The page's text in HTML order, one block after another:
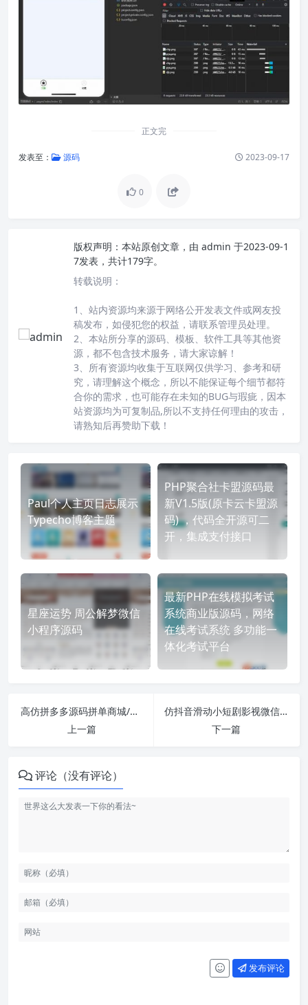
正文完
发表至： 源码 2023-09-17
0
版权声明： 本站原创文章，由 admin 于2023-09-1
7发表，共计179字。
转载说明：
1、站内资源均来源于网络公开发表文件或网友投
稿发布，如侵犯您的权益，请联系管理员处理。
2、本站所分享的源码、模板、软件工具等其他资
源，都不包含技术服务，请大家谅解！
3、所有资源均收集于互联网仅供学习、参考和研
究，请理解这个概念，所以不能保证每个细节都符
合你的需求，也可能存在未知的BUG与瑕疵，因本
站资源均为可复制品,所以不支持任何理由的攻击，
请熟知后再赞助下载！
Paul个人主页日志展示
Typecho博客主题
PHP聚合社卡盟源码最
新V1.5版(原卡云卡盟源
码) ，代码全开源可二
开，集成支付接口
星座运势 周公解梦微信
小程序源码
最新PHP在线模拟考试
系统商业版源码，网络
在线考试系统 多功能一
体化考试平台
高仿拼多多源码拼单商城/拼单系统源码/拼团源码类目功能比较齐全
上一篇
仿抖音滑动小短剧影视微信小程序源码/带支付收益等模式
下一篇
评论（没有评论）
发布评论